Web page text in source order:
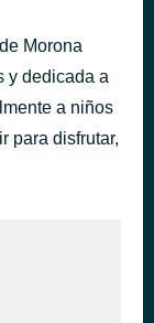
Morona
y dedicada a
a niños
para disfrutar,